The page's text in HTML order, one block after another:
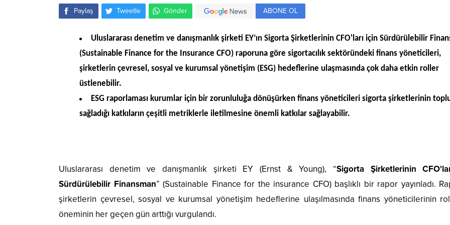
Paylaş Tweetle Gönder ABONE OL
Uluslararası denetim ve danışmanlık şirketi EY’ın Sigorta Şirketlerinin CFO'ları için Sürdürülebilir
(Sustainable Finance for the Insurance CFO) raporuna göre sigortacılık sektöründeki finans yöneticileri,
şirketlerin çevresel, sosyal ve kurumsal yönetişim (ESG) hedeflerine ulaşmasında çok daha etkin roller
üstlenebilir.
ESG raporlaması kurumlar için bir zorunluluğa dönüşürken finans yöneticileri sigorta şirketlerinin
sağladığı katkıların çeşitli metriklerle iletilmesine önemli katkılar sağlayabilir.
Uluslararası denetim ve danışmanlık şirketi EY (Ernst & Young), “Sigorta Şirketlerinin
Sürdürülebilir Finansman” (Sustainable Finance for the insurance CFO) başlıklı bir rapor yayınladı.
şirketlerin çevresel, sosyal ve kurumsal yönetişim hedeflerine ulaşılmasında finans yöneticilerinin
öneminin her geçen gün arttığı vurgulandı.